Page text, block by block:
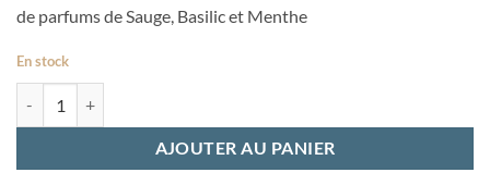
de parfums de Sauge, Basilic et Menthe
En stock
AJOUTER AU PANIER